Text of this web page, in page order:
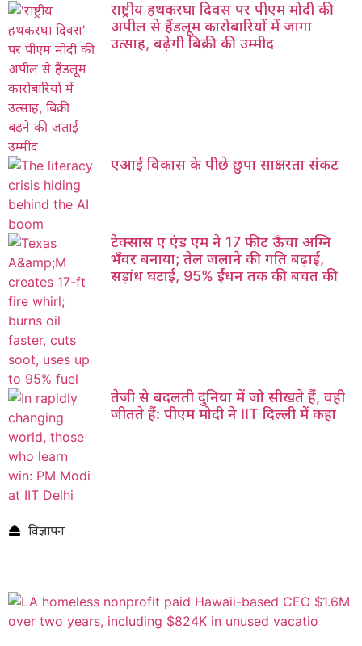
राष्ट्रीय हथकरघा दिवस पर पीएम मोदी की
अपील से हैंडलूम कारोबारियों में जागा
उत्साह, बढ़ेगी बिक्री की उम्मीद
एआई विकास के पीछे छुपा साक्षरता संकट
टेक्सास ए एंड एम ने 17 फीट ऊँचा अग्नि
भँवर बनाया; तेल जलाने की गति बढ़ाई,
सड़ांध घटाई, 95% ईंधन तक की बचत की
तेजी से बदलती दुनिया में जो सीखते हैं, वही
जीतते हैं: पीएम मोदी ने IIT दिल्ली में कहा
विज्ञापन